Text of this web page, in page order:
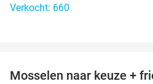
Verkocht: 660
Mosselen naar keuze +